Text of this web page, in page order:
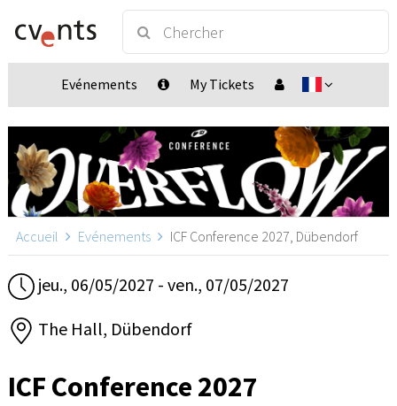
Evénements My Tickets
Accueil Evénements ICF Conference 2027, Dübendorf
jeu., 06/05/2027 - ven., 07/05/2027
The Hall, Dübendorf
ICF Conference 2027